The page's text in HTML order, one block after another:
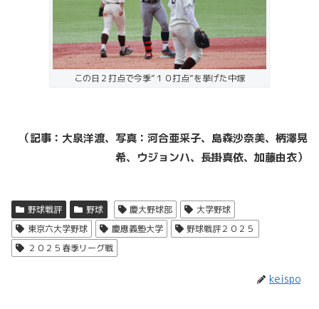
この日２打点で今季”１０打点”を挙げた中塚
（記事：大泉洋渡、写真：河合亜采子、島森沙奈美、柄澤晃
希、 ウジョンハ、長掛真依、加藤由衣）
野球戦評 野球 慶大野球部
大学野球
東京六大学野球
慶應義塾大学
野球戦評２０２５
２０２５春季リーグ戦
keispo